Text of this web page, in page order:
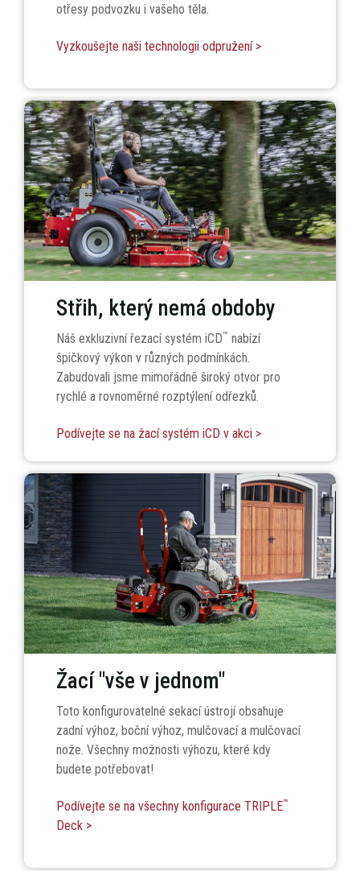
otřesy podvozku i vašeho těla.
Vyzkoušejte naši technologii odpružení >
Střih, který nemá obdoby
Náš exkluzivní řezací systém iCD™ nabízí
špičkový výkon v různých podmínkách.
Zabudovali jsme mimořádně široký otvor pro
rychlé a rovnoměrné rozptýlení odřezků.
Podívejte se na žací systém iCD v akci >
Žací "vše v jednom"
Toto konfigurovatelné sekací ústrojí obsahuje
zadní výhoz, boční výhoz, mulčovací a mulčovací
nože. Všechny možnosti výhozu, které kdy
budete potřebovat!
Podívejte se na všechny konfigurace TRIPLE™
Deck >